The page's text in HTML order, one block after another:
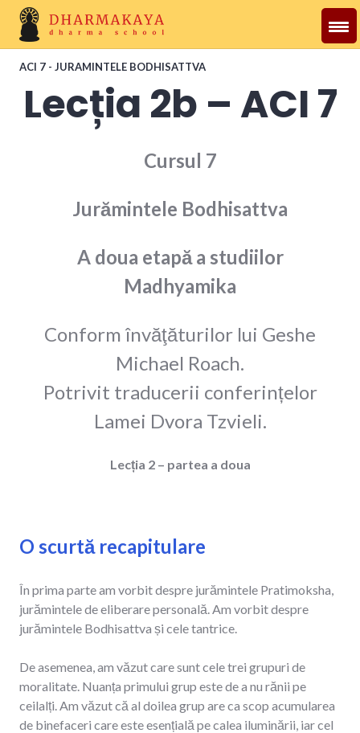
Skip
content
Dharmakaya
ACI 7 - JURAMINTELE BODHISATTVA
Lecția 2b – ACI 7
Cursul 7
Jurămintele Bodhisattva
A doua etapă a studiilor
Madhyamika
Conform învăţăturilor lui Geshe
Michael Roach.
Potrivit traducerii conferințelor
Lamei Dvora Tzvieli.
Lecția 2 – partea a doua
O scurtă recapitulare
În prima parte am vorbit despre jurămintele Pratimoksha,
jurămintele de eliberare personală. Am vorbit despre
jurămintele Bodhisattva și cele tantrice.
De asemenea, am văzut care sunt cele trei grupuri de
moralitate. Nuanța primului grup este de a nu rănii pe
ceilalți. Am văzut că al doilea grup are ca scop acumularea
de binefaceri care este esențială pe calea iluminării, iar cel